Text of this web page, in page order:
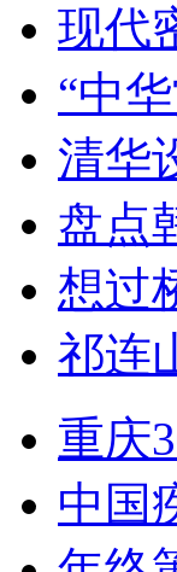
现代
“中
清华
盘点
想过
祁连
重庆
中国